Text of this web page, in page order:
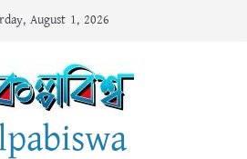
August 1, 2026